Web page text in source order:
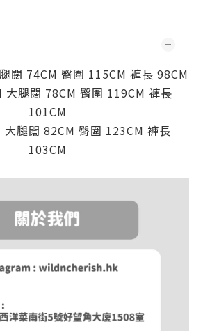
闊 74CM 臀圍 115CM 褲長 98CM
大腿闊 78CM 臀圍 119CM 褲長
101CM
大腿闊 82CM 臀圍 123CM 褲長
103CM